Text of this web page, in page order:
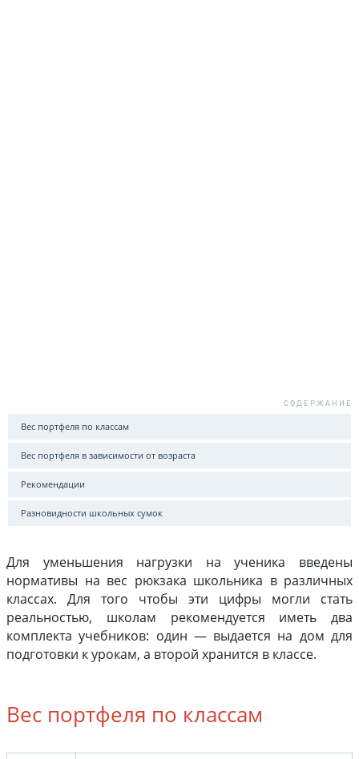
Вес портфеля по классам
Вес портфеля в зависимости от возраста
Рекомендации
Разновидности школьных сумок
Для уменьшения нагрузки на ученика введены
нормативы на вес рюкзака школьника в различных
классах. Для того чтобы эти цифры могли стать
реальностью, школам рекомендуется иметь два
комплекта учебников: один — выдается на дом для
подготовки к урокам, а второй хранится в классе.
Вес портфеля по классам